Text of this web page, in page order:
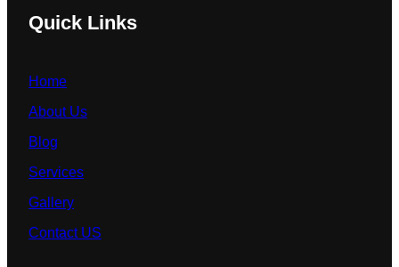
Quick Links
Home
About Us
Blog
Services
Gallery
Contact US